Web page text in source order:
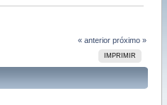
« anterior próximo »
IMPRIMIR